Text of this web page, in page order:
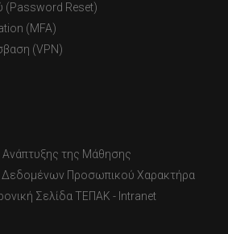
(Password Reset)
(MFA)
(VPN)
Ανάπτυξης της Μάθησης
Δεδομένων Προσωπικού Χαρακτήρα
Σελίδα ΤΕΠΑΚ - Intranet